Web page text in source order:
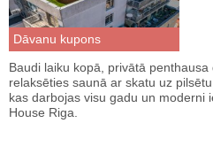
Dāvanu kupons
Baudi laiku kopā, privātā
relaksēties saunā ar skatu uz
kas darbojas visu gadu un moderni
House Riga.